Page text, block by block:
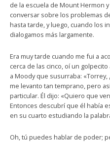
de la escuela de Mount Hermon
conversar sobre los problemas
hasta tarde, y luego, cuando los
dialogamos más largamente.
Era muy tarde cuando me fui a
cerca de las cinco, oí un
a Moody que susurraba: «Torrey,
me levanto tan temprano, pero
particular. Él dijo: «Quiero que
Entonces descubrí que él había
en su cuarto estudiando la
Oh, tú puedes hablar de poder;